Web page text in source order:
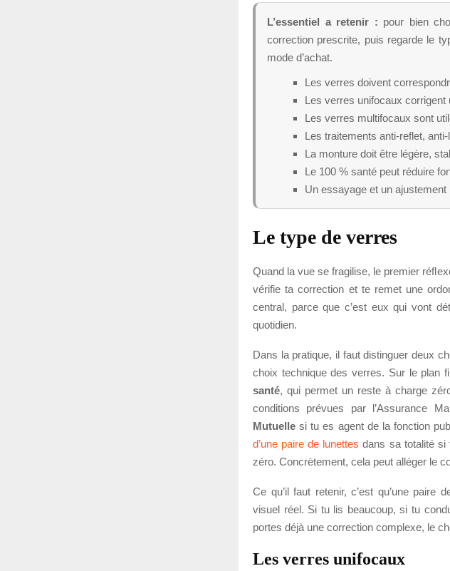
L’essentiel a retenir : pour bien
correction prescrite, puis regarde le
mode d’achat.
Les verres doivent
Les verres unifocaux corrigent
Les verres multifocaux sont
Les traitements anti-reflet,
La monture doit être légère,
Le 100 % santé peut réduire
Un essayage et un
Le type de verres
Quand la vue se fragilise, le premier
vérifie ta correction et te remet une
central, parce que c’est eux qui vont
quotidien.
Dans la pratique, il faut distinguer deux
choix technique des verres. Sur le plan
santé, qui permet un reste à charge
conditions prévues par l’Assurance
Mutuelle si tu es agent de la fonction
d’une paire de lunettes dans sa totalité si
zéro. Concrètement, cela peut alléger le
Ce qu’il faut retenir, c’est qu’une paire
visuel réel. Si tu lis beaucoup, si tu
portes déjà une correction complexe, le
Les verres unifocaux